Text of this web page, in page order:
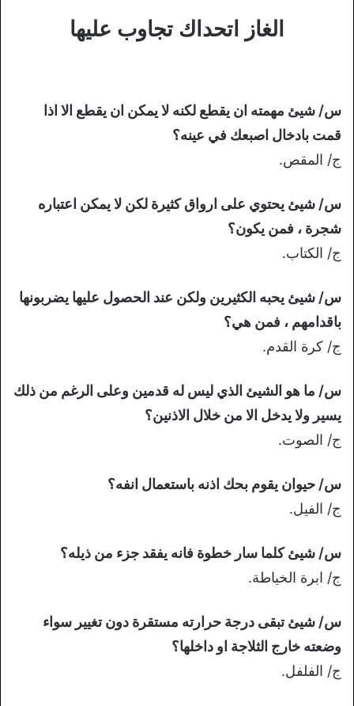
الغاز اتحداك تجاوب عليها
س/ شيئ مهمته ان يقطع لكنه لا يمكن ان يقطع الا اذا
قمت بادخال اصبعك في عينه؟
ج/ المقص.
س/ شيئ يحتوي على ارواق كثيرة لكن لا يمكن اعتباره
شجرة ، فمن يكون؟
ج/ الكتاب.
س/ شيئ يحبه الكثيرين ولكن عند الحصول عليها يضربونها
باقدامهم ، فمن هي؟
ج/ كرة القدم.
س/ ما هو الشيئ الذي ليس له قدمين وعلى الرغم من ذلك
يسير ولا يدخل الا من خلال الاذنين؟
ج/ الصوت.
س/ حيوان يقوم بحك اذنه باستعمال انفه؟
ج/ الفيل.
س/ شيئ كلما سار خطوة فانه يفقد جزء من ذيله؟
ج/ ابرة الخياطة.
س/ شيئ تبقى درجة حرارته مستقرة دون تغيير سواء
وضعته خارج الثلاجة او داخلها؟
ج/ الفلفل.